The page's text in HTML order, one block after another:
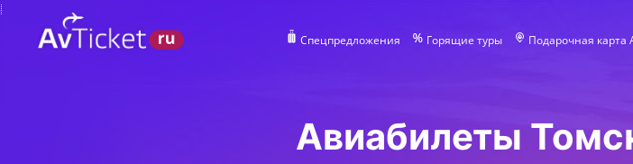
Спецпредложения Горящие туры Подарочная карта
Авиабилеты